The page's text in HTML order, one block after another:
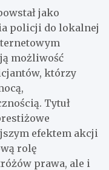
jako
policji do lokalnej
możliwość
którzy
Tytuł
efektem akcji
rolę
prawa, ale i